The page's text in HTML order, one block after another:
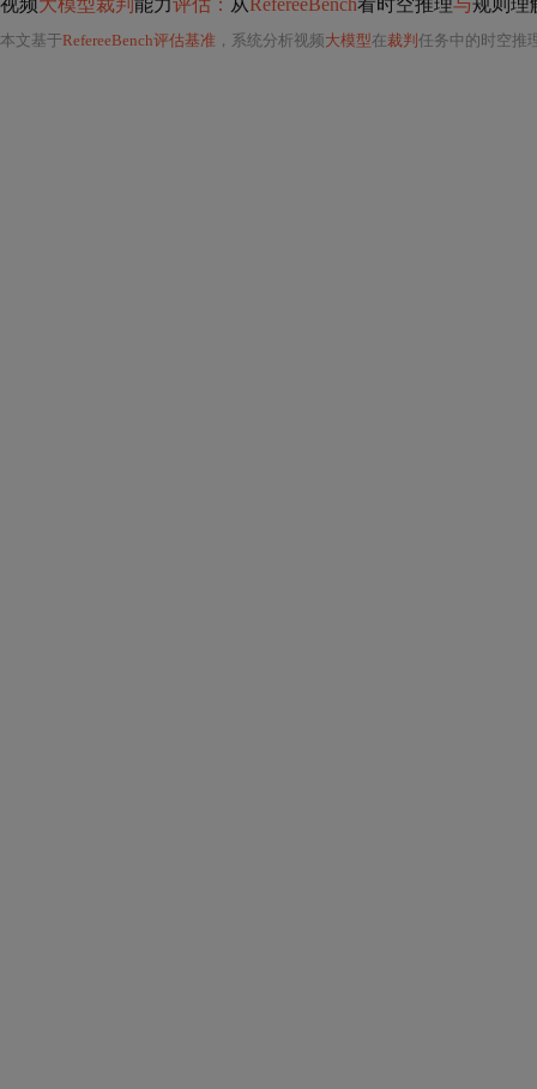
视频大模型裁判 能力评估： 从 RefereeBench看时空推理与规则理
本文基于RefereeBench评估基准 ，系统分析视频大模型在裁判 任务中的时空推